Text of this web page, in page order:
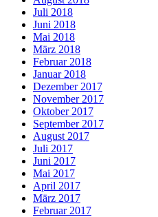
Juli 2018
Juni 2018
Mai 2018
März 2018
Februar 2018
Januar 2018
Dezember 2017
November 2017
Oktober 2017
September 2017
August 2017
Juli 2017
Juni 2017
Mai 2017
April 2017
März 2017
Februar 2017